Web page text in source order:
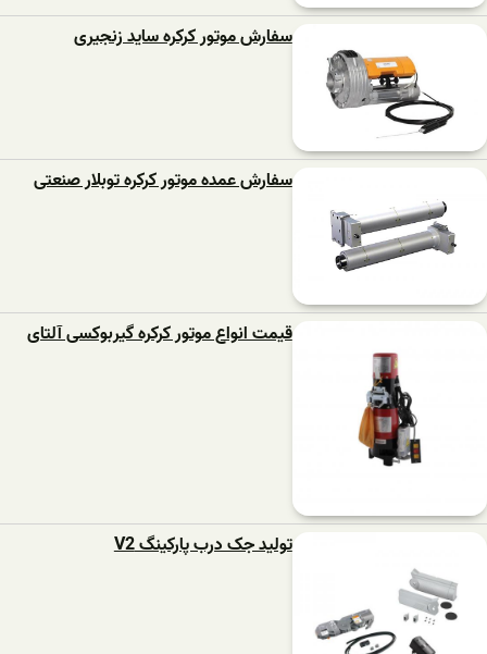
سفارش موتور کرکره ساید زنجیری
سفارش عمده موتور کرکره توبلار صنعتی
قیمت انواع موتور کرکره گیربوکسی آلتای
تولید جک درب پارکینگ V2